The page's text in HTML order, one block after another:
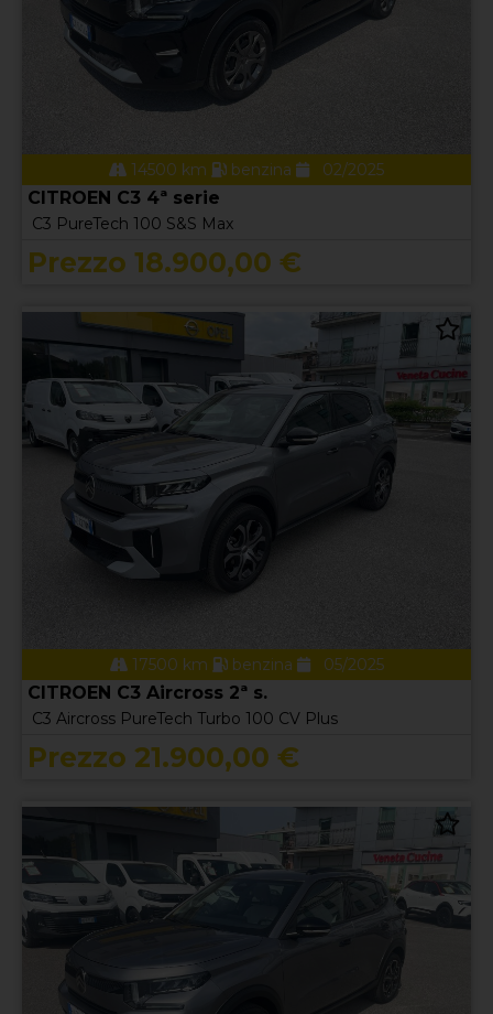
14500 km benzina 02/2025
CITROEN C3 4ª serie
C3 PureTech 100 S&S Max
Prezzo 18.900,00 €
17500 km benzina 05/2025
CITROEN C3 Aircross 2ª s.
C3 Aircross PureTech Turbo 100 CV Plus
Prezzo 21.900,00 €